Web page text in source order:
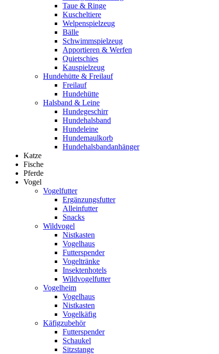
Taue & Ringe
Kuscheltiere
Welpenspielzeug
Bälle
Schwimmspielzeug
Apportieren & Werfen
Quietschies
Kauspielzeug
Hundehütte & Freilauf
Freilauf
Hundehütte
Halsband & Leine
Hundegeschirr
Hundehalsband
Hundeleine
Hundemaulkorb
Hundehalsbandanhänger
Katze
Fische
Pferde
Vogel
Vogelfutter
Ergänzungsfutter
Alleinfutter
Snacks
Wildvogel
Nistkasten
Vogelhaus
Futterspender
Vogeltränke
Insektenhotels
Wildvogelfutter
Vogelheim
Vogelhaus
Nistkasten
Vogelkäfig
Käfigzubehör
Futterspender
Schaukel
Sitzstange